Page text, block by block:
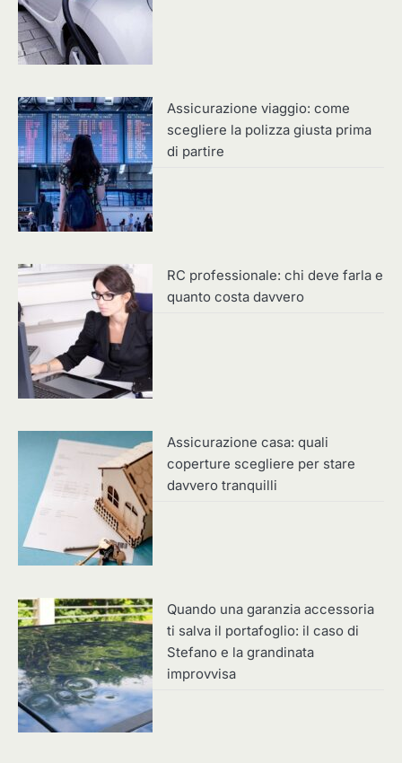
Assicurazione viaggio: come
scegliere la polizza giusta prima
di partire
RC professionale: chi deve farla e
quanto costa davvero
Assicurazione casa: quali
coperture scegliere per stare
davvero tranquilli
Quando una garanzia accessoria
ti salva il portafoglio: il caso di
Stefano e la grandinata
improvvisa